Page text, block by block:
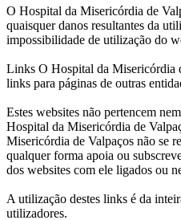
O Hospital da Misericórdia de
quaisquer danos resultantes da
impossibilidade de utilização do
Links O Hospital da Misericórdia
links para páginas de outras
Estes websites não pertencem
Hospital da Misericórdia de
Misericórdia de Valpaços não se
qualquer forma apoia ou
dos websites com ele ligados ou
A utilização destes links é da
utilizadores.